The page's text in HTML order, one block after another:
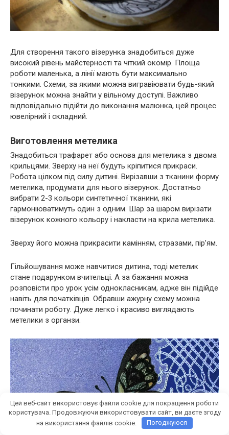
Для створення такого візерунка знадобиться дуже
високий рівень майстерності та чіткий окомір. Площа
роботи маленька, а лінії мають бути максимально
тонкими. Схеми, за якими можна вигравіювати будь-який
візерунок можна знайти у вільному доступі. Важливо
відповідально підійти до виконання малюнка, цей процес
ювелірний і складний.
Виготовлення метелика
Знадобиться трафарет або основа для метелика з двома
крильцями. Зверху на неї будуть кріпитися прикраси.
Робота цілком під силу дитині. Вирізавши з тканини форму
метелика, продумати для нього візерунок. Достатньо
вибрати 2-3 кольори синтетичної тканини, які
гармоніюватимуть один з одним. Шар за шаром вирізати
візерунок кожного кольору і накласти на крила метелика.
Зверху його можна прикрасити камінням, стразами, пір’ям.
Гільйошування може навчитися дитина, тоді метелик
стане подарунком вчительці. А за бажання можна
розповісти про урок усім однокласникам, адже він підійде
навіть для початківців. Обравши ажурну схему можна
починати роботу. Дуже легко і красиво виглядають
метелики з органзи.
Цей веб-сайт використовує файли cookie для покращення роботи
користувача. Продовжуючи використовувати сайт, ви даєте згоду
на використання файлів cookie.
Погоджуюся